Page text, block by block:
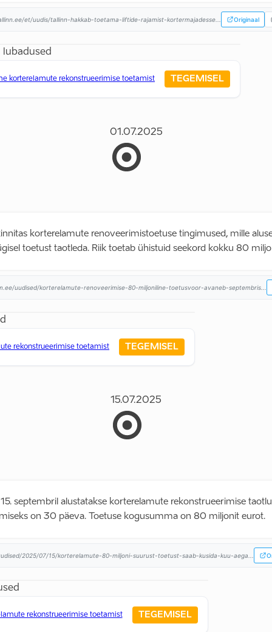
et/uudis/tallinn-hakkab-toetama-liftide-rajamist-kortermajadesse... Originaal
lubadused
korterelamute rekonstrueerimise toetamist TEGEMISEL
01.07.2025
korterelamute renoveerimistoetuse tingimused, mille
toetust taotleda. Riik toetab ühistuid seekord kokku 80
uudised/korterelamute-renoveerimise-80-miljoniline-toetusvoor-avaneb-septembris...
rekonstrueerimise toetamist TEGEMISEL
15.07.2025
15. septembril alustatakse korterelamute rekonstrueerimise
on 30 päeva. Toetuse kogusumma on 80 miljonit eurot.
2025/07/15/korterelamute-80-miljoni-suurust-toetust-saab-kusida-kuu-aega...
rekonstrueerimise toetamist TEGEMISEL